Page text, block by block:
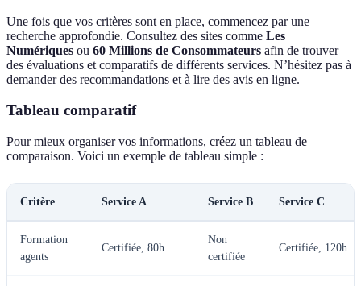
Une fois que vos critères sont en place, commencez par une
recherche approfondie. Consultez des sites comme Les
Numériques ou 60 Millions de Consommateurs afin de trouver
des évaluations et comparatifs de différents services. N’hésitez pas à
demander des recommandations et à lire des avis en ligne.
Tableau comparatif
Pour mieux organiser vos informations, créez un tableau de
comparaison. Voici un exemple de tableau simple :
Critère Service A Service B Service C
Formation
agents
Certifiée, 80h
Non
certifiée
Certifiée, 120h